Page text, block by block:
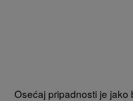
Osećaj pripadnosti je jako